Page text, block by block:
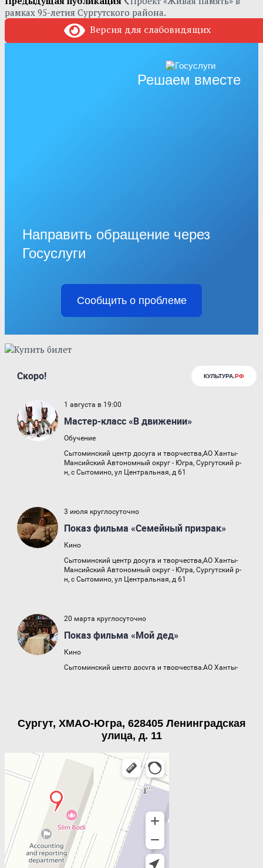
рамках 95-летия Сургутского района.
Версия для слабовидящих
Решаем вместе
Направить обращение через
Госуслуги
Сообщить о проблеме
Сургут, ХМАО-Югра, 628405 Ленинградская
улица, д. 11